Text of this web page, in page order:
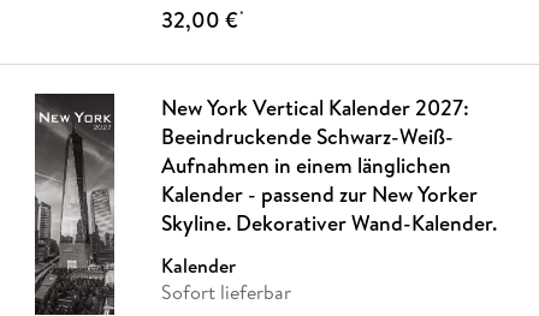
32,00 €*
New York Vertical Kalender 2027:
Beeindruckende Schwarz-Weiß-
Aufnahmen in einem länglichen
Kalender - passend zur New Yorker
Skyline. Dekorativer Wand-Kalender.
Kalender
Sofort lieferbar